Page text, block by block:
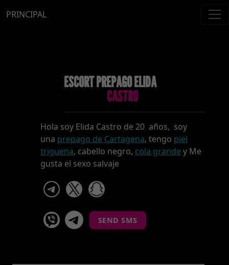
PRINCIPAL
ESCORT PREPAGO ELIDA
CASTRO
Hola soy Elida Castro de 20 años, soy
una prepago de Cartagena, tengo piel
triguena, cabello negro, cola grande y Me
gusta el sexo salvaje
telegram
viber Telegram La Celestina
SEND SMS